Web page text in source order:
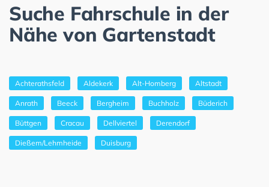
Suche Fahrschule in der
Nähe von Gartenstadt
Achterathsfeld Aldekerk Alt-Homberg Altstadt
Anrath Beeck Bergheim Buchholz Büderich
Büttgen Cracau Dellviertel Derendorf
Dießem/Lehmheide Duisburg